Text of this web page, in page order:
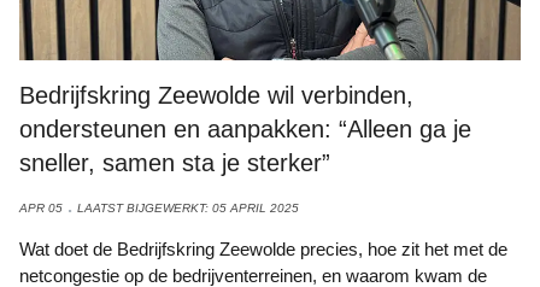
Bedrijfskring Zeewolde wil verbinden,
ondersteunen en aanpakken: “Alleen ga je
sneller, samen sta je sterker”
APR 05 LAATST BIJGEWERKT: 05 APRIL 2025
Wat doet de Bedrijfskring Zeewolde precies, hoe zit het met de
netcongestie op de bedrijventerreinen, en waarom kwam de